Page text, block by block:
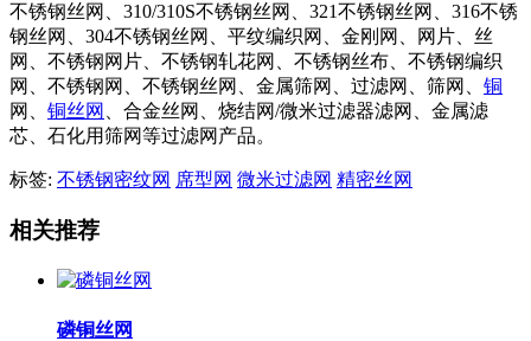
不锈钢丝网、310/310S不锈钢丝网、321不锈钢丝网、316不锈
钢丝网、304不锈钢丝网、平纹编织网、金刚网、网片、丝
网、不锈钢网片、不锈钢轧花网、不锈钢丝布、不锈钢编织
网、不锈钢网、不锈钢丝网、金属筛网、过滤网、筛网、 铜
网、 铜丝网
、合金丝网、烧结网/微米过滤器滤网、金属滤
芯、石化用筛网等过滤网产品。
标签: 不锈钢密纹网 席型网 微米过滤网 精密丝网
相关推荐
磷铜丝网